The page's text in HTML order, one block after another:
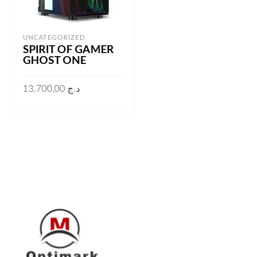
UNCATEGORIZED
SPIRIT OF GAMER
GHOST ONE
د.ج 13.700,00